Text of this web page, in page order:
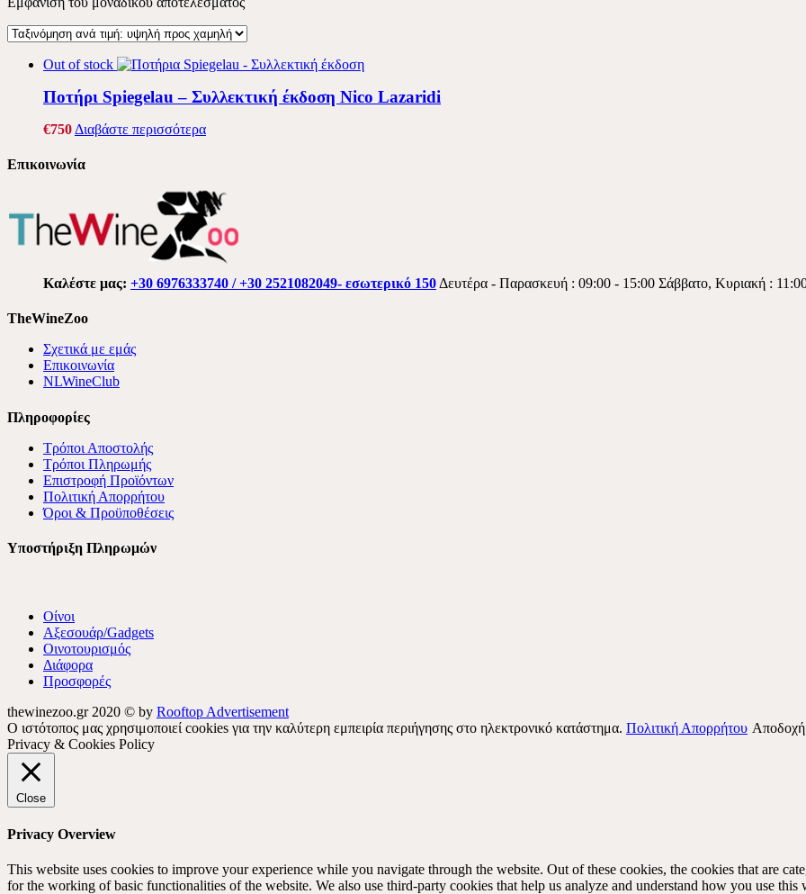
Out of stock
Ποτήρι Spiegelau – Συλλεκτική έκδοση Nico Lazaridi
€750 Διαβάστε περισσότερα
Επικοινωνία
Καλέστε μας: +30 6976333740 / +30 2521082049- εσωτερικό 150 Δευτέρα - Παρασκευή : 09:00 - 15:00 Σάββατο, Κυριακή :
TheWineZoo
Σχετικά με εμάς
Επικοινωνία
NLWineClub
Πληροφορίες
Τρόποι Αποστολής
Τρόποι Πληρωμής
Επιστροφή Προϊόντων
Πολιτική Απορρήτου
Όροι & Προϋποθέσεις
Υποστήριξη Πληρωμών
Οίνοι
Αξεσουάρ/Gadgets
Οινοτουρισμός
Διάφορα
Προσφορές
thewinezoo.gr 2020 © by Rooftop Advertisement
Ο ιστότοπος μας χρησιμοποιεί cookies για την καλύτερη εμπειρία περιήγησης στο ηλεκτρονικό κατάστημα. Πολιτική Απορρήτου Αποδοχή
Privacy & Cookies Policy
Close
Privacy Overview
This website uses cookies to improve your experience while you navigate through the website. Out of these cookies, the cookies that are
for the working of basic functionalities of the website. We also use third-party cookies that help us analyze and understand how you use